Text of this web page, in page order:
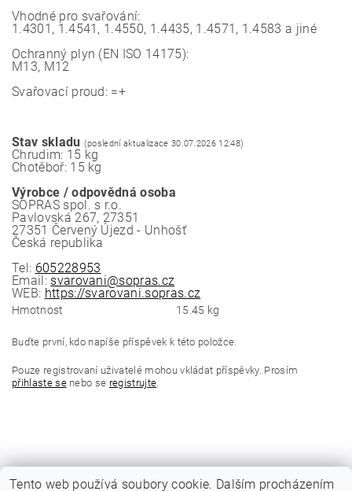
Vhodné pro svařování:
1.4301, 1.4541, 1.4550, 1.4435, 1.4571, 1.4583 a jiné
Ochranný plyn (EN ISO 14175):
M13, M12
Svařovací proud: =+
Stav skladu (poslední aktualizace 30.07.2026 12:48)
Chrudim: 15 kg
Chotěboř: 15 kg
Výrobce / odpovědná osoba
SOPRAS spol. s r.o.
Pavlovská 267, 27351
27351 Červený Újezd - Unhošť
Česká republika
Tel: 605228953
Email: svarovani@sopras.cz
WEB: https://svarovani.sopras.cz
Hmotnost 15.45 kg
Buďte první, kdo napíše příspěvek k této položce.
Pouze registrovaní uživatelé mohou vkládat příspěvky. Prosím
přihlaste senebo se registrujte.
Tento web používá soubory cookie. Dalším procházením